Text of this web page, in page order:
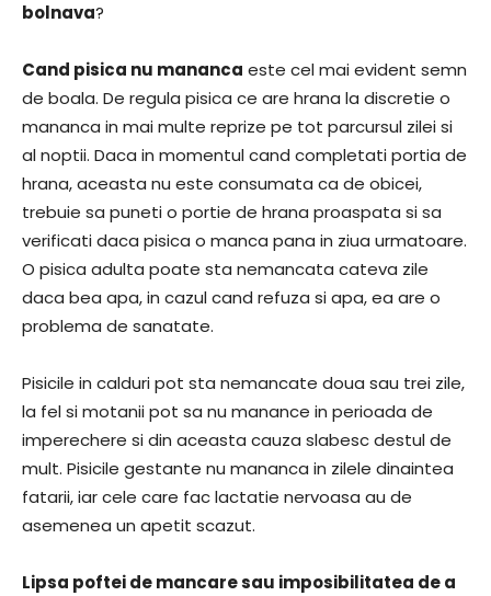
bolnava?
Cand pisica nu mananca este cel mai evident semn
de boala. De regula pisica ce are hrana la discretie o
mananca in mai multe reprize pe tot parcursul zilei si
al noptii. Daca in momentul cand completati portia de
hrana, aceasta nu este consumata ca de obicei,
trebuie sa puneti o portie de hrana proaspata si sa
verificati daca pisica o manca pana in ziua urmatoare.
O pisica adulta poate sta nemancata cateva zile
daca bea apa, in cazul cand refuza si apa, ea are o
problema de sanatate.
Pisicile in calduri pot sta nemancate doua sau trei zile,
la fel si motanii pot sa nu manance in perioada de
imperechere si din aceasta cauza slabesc destul de
mult. Pisicile gestante nu mananca in zilele dinaintea
fatarii, iar cele care fac lactatie nervoasa au de
asemenea un apetit scazut.
Lipsa poftei de mancare sau imposibilitatea de a